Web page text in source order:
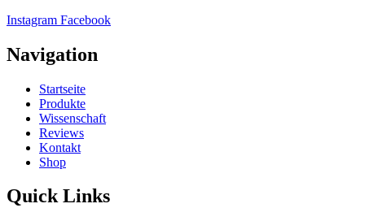
Instagram Facebook
Navigation
Startseite
Produkte
Wissenschaft
Reviews
Kontakt
Shop
Quick Links